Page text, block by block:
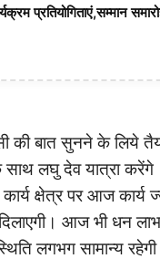
प्रतियोगिताएं,सम्मान
बात सुनने के लिये
लघु देव यात्रा
क्षेत्र पर आज कार्य
आज भी धन लाभ
लगभग सामान्य